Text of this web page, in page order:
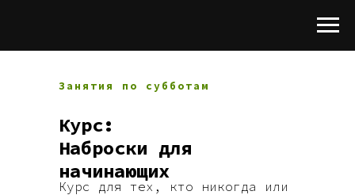
Курс:
Наброски для
начинающих
Курс для тех, кто никогда или
Занятия по субботам